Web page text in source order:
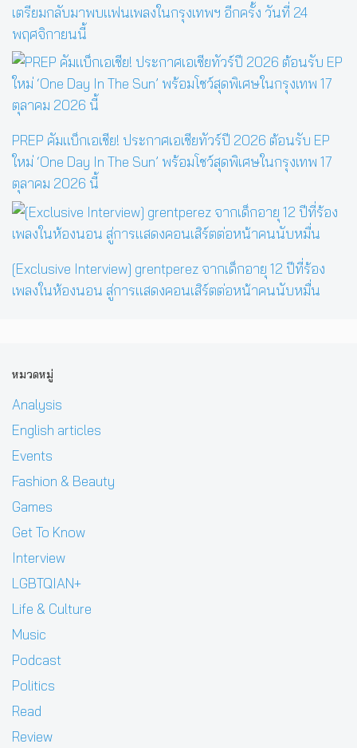
เตรียมกลับมาพบแฟนเพลงในกรุงเทพฯ อีกครั้ง วันที่ 24
พฤศจิกายนนี้
PREP คัมแบ็กเอเชีย! ประกาศเอเชียทัวร์ปี 2026 ต้อนรับ EP
ใหม่ ‘One Day In The Sun’ พร้อมโชว์สุดพิเศษในกรุงเทพ 17
ตุลาคม 2026 นี้
[Exclusive Interview] grentperez จากเด็กอายุ 12 ปีที่ร้อง
เพลงในห้องนอน สู่การแสดงคอนเสิร์ตต่อหน้าคนนับหมื่น
หมวดหมู่
Analysis
English articles
Events
Fashion & Beauty
Games
Get To Know
Interview
LGBTQIAN+
Life & Culture
Music
Podcast
Politics
Read
Review